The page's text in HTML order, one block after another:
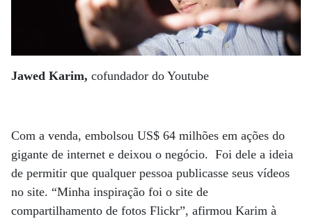
Jawed Karim, cofundador do Youtube
Com a venda, embolsou US$ 64 milhões em ações do
gigante de internet e deixou o negócio. Foi dele a ideia
de permitir que qualquer pessoa publicasse seus vídeos
no site. “Minha inspiração foi o site de
compartilhamento de fotos Flickr”, afirmou Karim à